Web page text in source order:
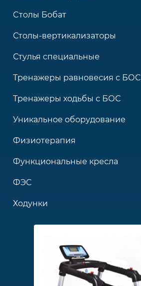
Cтолы Бобат
Столы-вертикализаторы
Стулья специальные
Тренажеры равновесия с БОС
Тренажеры ходьбы с БОС
Уникальное оборудование
Физиотерапия
Функциональные кресла
ФЭС
Ходунки